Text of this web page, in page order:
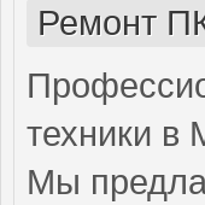
Ремонт
техники в
Мы